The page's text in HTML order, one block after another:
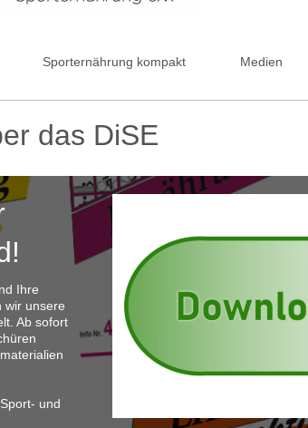
Sporternährung kompakt Medien
das DiSE
Ihre
wir unsere
Ab sofort
und